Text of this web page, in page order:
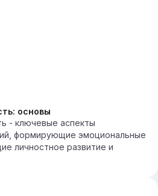
основы
- ключевые аспекты
формирующие эмоциональные
личностное развитие и